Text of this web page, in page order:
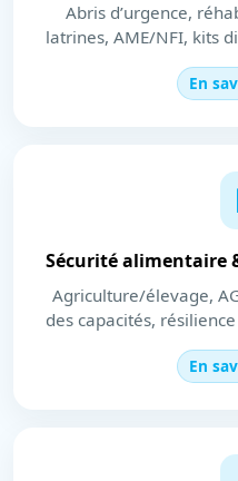
Abris d’urgence,
latrines, AME/NFI, kits
En
Sécurité alimentaire
Agriculture/élevage,
des capacités,
En